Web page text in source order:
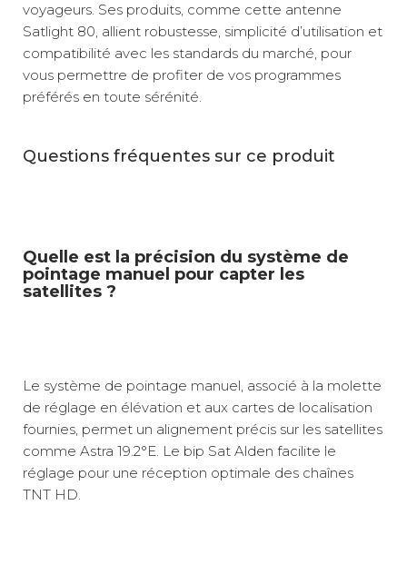
voyageurs. Ses produits, comme cette antenne
Satlight 80, allient robustesse, simplicité d’utilisation et
compatibilité avec les standards du marché, pour
vous permettre de profiter de vos programmes
préférés en toute sérénité.
Questions fréquentes sur ce produit
Quelle est la précision du système de
pointage manuel pour capter les
satellites ?
Le système de pointage manuel, associé à la molette
de réglage en élévation et aux cartes de localisation
fournies, permet un alignement précis sur les satellites
comme Astra 19.2°E. Le bip Sat Alden facilite le
réglage pour une réception optimale des chaînes
TNT HD.